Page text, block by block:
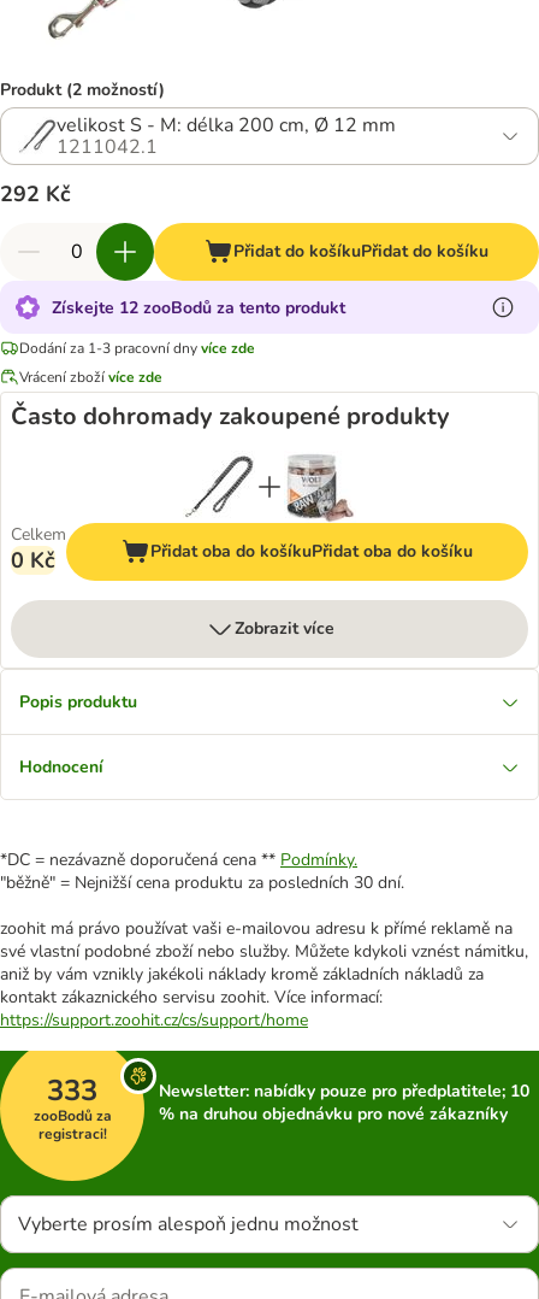
Produkt (2 možností)
velikost S - M: délka 200 cm, Ø 12 mm
1211042.1
292 Kč
Přidat do košíkuPřidat do košíku
Získejte 12 zooBodů za tento produkt
Dodání za 1-3 pracovní dnyvíce zde
Vrácení zbožívíce zde
Často dohromady zakoupené produkty
Celkem
0 Kč Přidat oba do košíkuPřidat oba do košíku
Zobrazit více
Popis produktu
Hodnocení
*DC = nezávazně doporučená cena ** Podmínky.
"běžně" = Nejnižší cena produktu za posledních 30 dní.
zoohit má právo používat vaši e-mailovou adresu k přímé reklamě na
své vlastní podobné zboží nebo služby. Můžete kdykoli vznést námitku,
aniž by vám vznikly jakékoli náklady kromě základních nákladů za
kontakt zákaznického servisu zoohit. Více informací:
https://support.zoohit.cz/cs/support/home
333
zooBodů za
registraci!
Newsletter: nabídky pouze pro předplatitele; 10
% na druhou objednávku pro nové zákazníky
Vyberte prosím alespoň jednu možnost